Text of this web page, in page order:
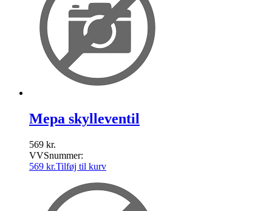
Mepa skylleventil
569 kr.
VVSnummer:
569 kr.Tilføj til kurv